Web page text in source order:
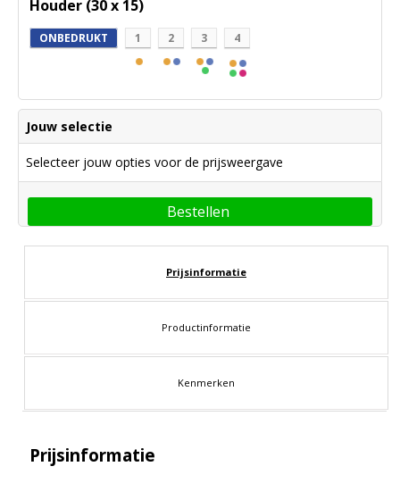
Houder (30 x 15)
ONBEDRUKT 1 2 3 4
Jouw selectie
Selecteer jouw opties voor de prijsweergave
Bestellen
Prijsinformatie
Productinformatie
Kenmerken
Prijsinformatie